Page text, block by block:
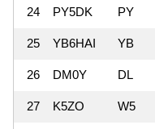
24 PY5DK PY
25 YB6HAI YB
26 DM0Y DL
27 K5ZO W5